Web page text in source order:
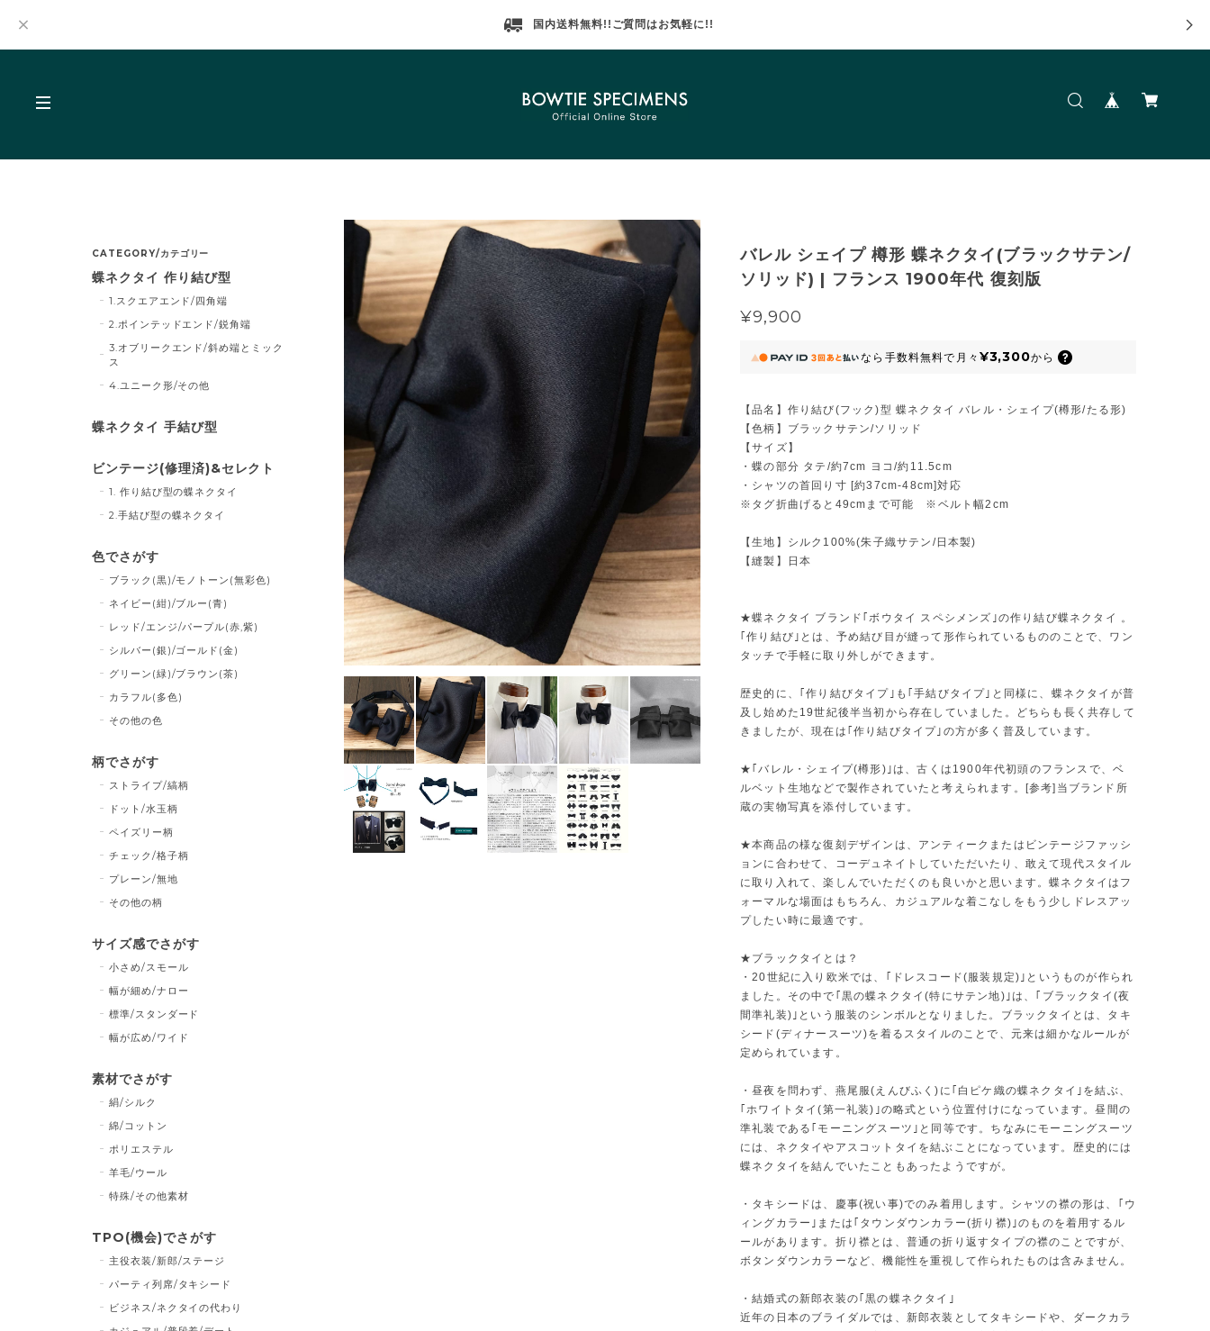
国内送料無料!!ご質問はお気軽に!!
バレル シェイプ 樽形 蝶ネクタイ(ブラックサテン/
ソリッド) | フランス 1900年代 復刻版
¥9,900
なら 手数料無料で 月々 ¥3,300から
【品名】作り結び(フック)型 蝶ネクタイ バレル・シェイプ(樽形/たる形)
【色柄】ブラックサテン/ソリッド
【サイズ】
・蝶の部分 タテ/約7cm ヨコ/約11.5cm
・シャツの首回り寸 [約37cm-48cm]対応
※タグ折曲げると49cmまで可能 ※ベルト幅2cm
【生地】シルク100%(朱子織サテン/日本製)
【縫製】日本
★蝶ネクタイ ブランド｢ボウタイ スペシメンズ｣の作り結び蝶ネクタイ 。
｢作り結び｣とは、予め結び目が縫って形作られているもののことで、ワン
タッチで手軽に取り外しができます。
歴史的に、｢作り結びタイプ｣も｢手結びタイプ｣と同様に、蝶ネクタイが普
及し始めた19世紀後半当初から存在していました。どちらも長く共存して
きましたが、現在は｢作り結びタイプ｣の方が多く普及しています。
★｢バレル・シェイプ(樽形)｣は、古くは1900年代初頭のフランスで、ベ
ルベット生地などで製作されていたと考えられます。[参考]当ブランド所
蔵の実物写真を添付しています。
★本商品の様な復刻デザインは、アンティークまたはビンテージファッシ
ョンに合わせて、コーデュネイトしていただいたり、敢えて現代スタイル
に取り入れて、楽しんでいただくのも良いかと思います。蝶ネクタイはフ
ォーマルな場面はもちろん、カジュアルな着こなしをもう少しドレスアッ
プしたい時に最適です。
★ブラックタイとは？
・20世紀に入り欧米では、｢ドレスコード(服装規定)｣というものが作られ
ました。その中で｢黒の蝶ネクタイ(特にサテン地)｣は、｢ブラックタイ(夜
間準礼装)｣という服装のシンボルとなりました。ブラックタイとは、タキ
シード(ディナースーツ)を着るスタイルのことで、元来は細かなルールが
定められています。
・昼夜を問わず、燕尾服(えんびふく)に｢白ピケ織の蝶ネクタイ｣を結ぶ、
｢ホワイトタイ(第一礼装)｣の略式という位置付けになっています。昼間の
準礼装である｢モーニングスーツ｣と同等です。ちなみにモーニングスーツ
には、ネクタイやアスコットタイを結ぶことになっています。歴史的には
蝶ネクタイを結んでいたこともあったようですが。
・タキシードは、慶事(祝い事)でのみ着用します。シャツの襟の形は、｢ウ
ィングカラー｣または｢タウンダウンカラー(折り襟)｣のものを着用するル
ールがあります。折り襟とは、普通の折り返すタイプの襟のことですが、
ボタンダウンカラーなど、機能性を重視して作られたものは含みません。
・結婚式の新郎衣装の｢黒の蝶ネクタイ｣
近年の日本のブライダルでは、新郎衣装としてタキシードや、ダークカラ
CATEGORY/カテゴリー
蝶ネクタイ 作り結び型
1.スクエアエンド/四角端
2.ポインテッドエンド/鋭角端
3.オブリークエンド/斜め端とミック
ス
4.ユニーク形/その他
蝶ネクタイ 手結び型
ビンテージ(修理済)&セレクト
1. 作り結び型の蝶ネクタイ
2.手結び型の蝶ネクタイ
色でさがす
ブラック(黒)/モノトーン(無彩色)
ネイビー(紺)/ブルー(青)
レッド/エンジ/パープル(赤,紫)
シルバー(銀)/ゴールド(金)
グリーン(緑)/ブラウン(茶)
カラフル(多色)
その他の色
柄でさがす
ストライプ/縞柄
ドット/水玉柄
ペイズリー柄
チェック/格子柄
プレーン/無地
その他の柄
サイズ感でさがす
小さめ/スモール
幅が細め/ナロー
標準/スタンダード
幅が広め/ワイド
素材でさがす
絹/シルク
綿/コットン
ポリエステル
羊毛/ウール
特殊/その他素材
TPO(機会)でさがす
主役衣装/新郎/ステージ
パーティ列席/タキシード
ビジネス/ネクタイの代わり